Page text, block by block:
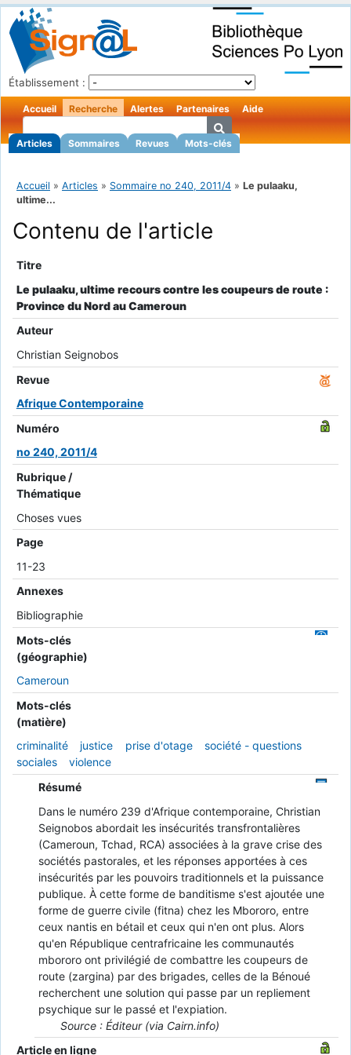
Établissement :
Accueil Recherche
Articles Sommaires Revues Mots-clés
Alertes Partenaires Aide
Accueil » Articles » Sommaire no 240, 2011/4 » Le pulaaku,
ultime...
Contenu de l'article
Titre
Le pulaaku, ultime recours contre les coupeurs de route :
Province du Nord au Cameroun
Auteur
Christian Seignobos
Revue
Afrique Contemporaine
Numéro
no 240, 2011/4
Rubrique /
Thématique
Choses vues
Page
11-23
Annexes
Bibliographie
Mots-clés
(géographie)
Cameroun
Mots-clés
(matière)
criminalité
justice prise d'otage
société - questions
sociales
violence
Résumé
Dans le numéro 239 d'Afrique contemporaine, Christian
Seignobos abordait les insécurités transfrontalières
(Cameroun, Tchad, RCA) associées à la grave crise des
sociétés pastorales, et les réponses apportées à ces
insécurités par les pouvoirs traditionnels et la puissance
publique. À cette forme de banditisme s'est ajoutée une
forme de guerre civile (fitna) chez les Mbororo, entre
ceux nantis en bétail et ceux qui n'en ont plus. Alors
qu'en République centrafricaine les communautés
mbororo ont privilégié de combattre les coupeurs de
route (zargina) par des brigades, celles de la Bénoué
recherchent une solution qui passe par un repliement
psychique sur le passé et l'expiation.
Source : Éditeur (via Cairn.info)
Article en ligne